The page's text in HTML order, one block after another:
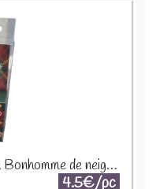
Bouchon pour bouteille de vin Bonhomme de neige X-M10.2
4.5€/pc